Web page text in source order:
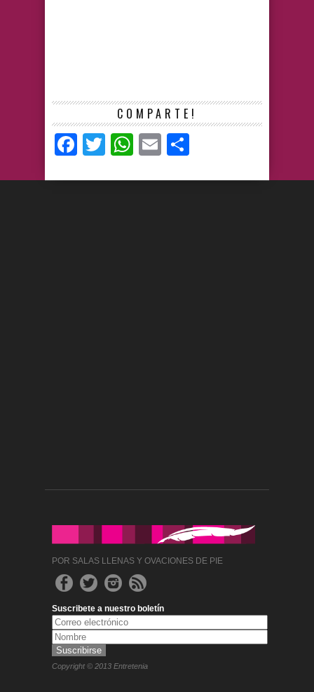
COMPARTE!
Facebook
TwitterWhatsApp
Email
POR SALAS LLENAS Y OVACIONES DE PIE
Suscribete a nuestro boletín
Copyright © 2013 Entretenia